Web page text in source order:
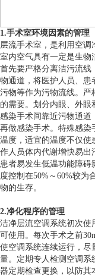
1.手术室环境因素的管理
层流手术室，是利用空
室内空气具有一定是生物
首先要严格分离洁污流线
物通道，将医护人员、患
污物等作为污物流线。严
的需要。划分内眼、外眼
感染手术间靠近污物通道
再做感染手术。特殊感染
温度，适宜的温度不仅使
作人员体内代谢增快易出
患者易发生低温功能障
度控制在50%～60%较为
物的生存。
2.净化程序的管理
洁净层流空调系统初次使
可使用。每次手术之前
使空调系统连续运行，尽
量。定期专人检测空调系
器定期检查更换，以防其